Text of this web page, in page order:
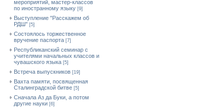
мероприятий, мастер-классов
по иностранному языку [9]
Выступление "Расскажем об
РДШ" [5]
Состоялось торжественное
вручение паспорта [7]
Республиканский семинар с
учителями начальных классов и
чувашского языка [5]
Встреча выпускников [19]
Вахта памяти, посвященная
Сталинградской битве [5]
Сначала Аз да Буки, а потом
другие науки [6]